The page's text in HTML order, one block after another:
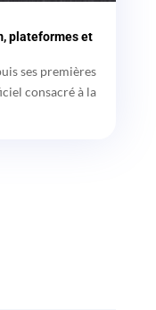
plateformes et
ses premières
consacré à la